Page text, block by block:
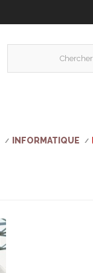
INFORMATIQUE